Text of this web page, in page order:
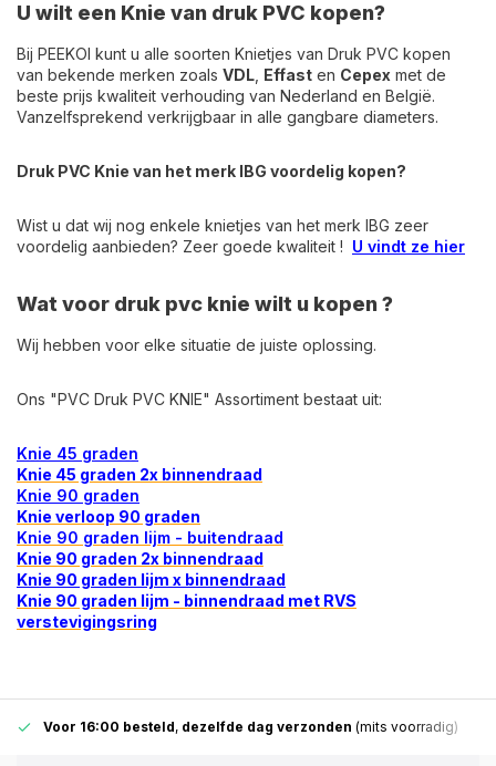
U wilt een Knie van druk PVC kopen?
Bij PEEKOI kunt u alle soorten Knietjes van Druk PVC kopen
van bekende merken zoals VDL Effast en Cepex met de
beste prijs kwaliteit verhouding van Nederland en België.
Vanzelfsprekend verkrijgbaar in alle gangbare diameters.
Druk PVC Knie van het merk IBG voordelig kopen?
Wist u dat wij nog enkele knietjes van het merk IBG zeer
voordelig aanbieden? Zeer goede kwaliteit ! U vindt ze hier
Wat voor druk pvc knie wilt u kopen ?
Wij hebben voor elke situatie de juiste oplossing.
Ons "PVC Druk PVC KNIE" Assortiment bestaat uit:
Knie 45 graden
Knie 45 graden 2x binnendraad
Knie 90 graden
Knie verloop 90 graden
Knie 90 graden lijm - buitendraad
Knie 90 graden 2x binnendraad
Knie 90 graden lijm x binnendraad
Knie 90 graden lijm - binnendraad met RVS
verstevigingsring
Voor 16:00 besteld, dezelfde dag verzonden (mits voorradig)